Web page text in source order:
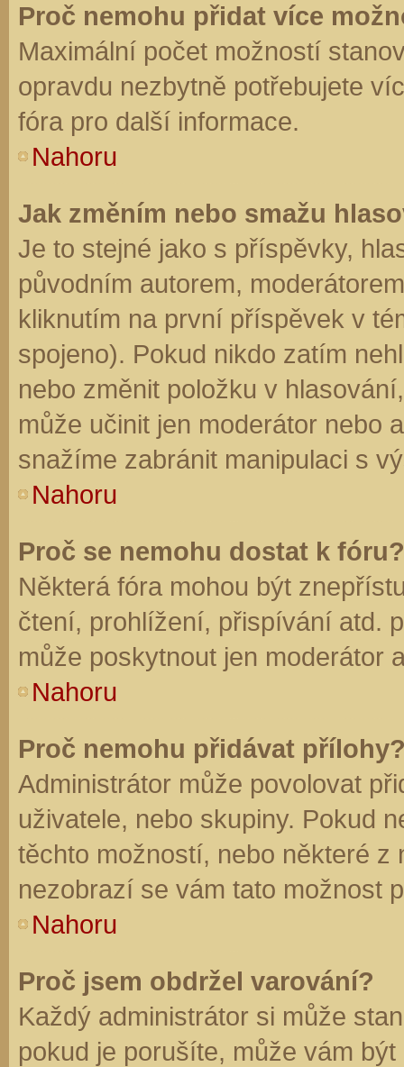
Proč nemohu přidat více
Maximální počet možností
opravdu nezbytně potřebujete
fóra pro další informace.
Nahoru
Jak změním nebo smažu
Je to stejné jako s příspěvky,
původním autorem,
kliknutím na první příspěvek v
spojeno). Pokud nikdo zatím
nebo změnit položku v
může učinit jen moderátor nebo
snažíme zabránit manipulaci s
Nahoru
Proč se nemohu dostat k fóru?
Některá fóra mohou být
čtení, prohlížení, přispívání atd.
může poskytnout jen moderátor
Nahoru
Proč nemohu přidávat
Administrátor může povolovat
uživatele, nebo skupiny. Pokud
těchto možností, nebo některé z
nezobrazí se vám tato možnost
Nahoru
Proč jsem obdržel varování?
Každý administrátor si může
pokud je porušíte, může vám